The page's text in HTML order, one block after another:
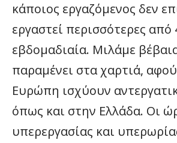
κάποιος εργαζόμενος δεν
εργαστεί περισσότερες από
εβδομαδιαία. Μιλάμε
παραμένει στα χαρτιά,
Ευρώπη ισχύουν
όπως και στην Ελλάδα. Οι
υπερεργασίας και